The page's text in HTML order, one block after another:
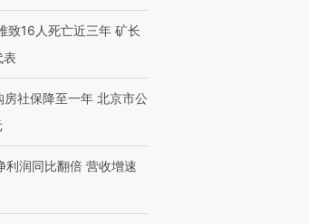
的生活方式·第三对
【商旅对话】华住集团
致16人死亡近三年 矿长
表
房社保降至一年 北京市公
利润同比翻倍 营收增速